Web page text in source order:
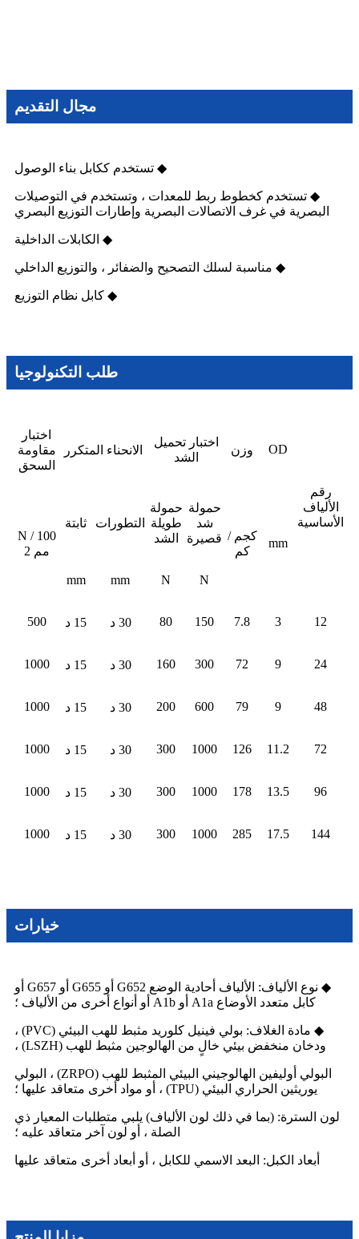
مجال التقديم
◆ تستخدم ككابل بناء الوصول
◆ تستخدم كخطوط ربط للمعدات ، وتستخدم في التوصيلات
البصرية في غرف الاتصالات البصرية وإطارات التوزيع البصري
◆ الكابلات الداخلية
◆ مناسبة لسلك التصحيح والضفائر ، والتوزيع الداخلي
◆ كابل نظام التوزيع
طلب التكنولوجيا
رقم
الألياف
الأساسية
OD وزن
اختبار تحميل
الشد
الانحناء المتكرر
اختبار
مقاومة
السحق
mm
كجم /
كم
حمولة
شد
قصيرة
حمولة
طويلة
الشد
التطورات
ثابتة
N / 100
مم 2
N
N
mm
mm
12
3
7.8
150
80 30 د 15 د 500
24
9
72
300
160 30 د 15 د 1000
48
9
79
600
200 30 د 15 د 1000
72
11.2
126
1000
300 30 د 15 د 1000
96
13.5
178
1000
300 30 د 15 د 1000
144
17.5
285
1000
300 30 د 15 د 1000
خيارات
◆ نوع الألياف: الألياف أحادية الوضع G652 أو G655 أو G657 أو
كابل متعدد الأوضاع A1a أو A1b أو أنواع أخرى من الألياف ؛
◆ مادة الغلاف: بولي فينيل كلوريد مثبط للهب البيئي (PVC) ،
ودخان منخفض بيئي خالٍ من الهالوجين مثبط للهب (LSZH) ،
البولي أوليفين الهالوجيني البيئي المثبط للهب (ZRPO) ، البولي
يوريثين الحراري البيئي (TPU) ، أو مواد أخرى متعاقد عليها ؛
لون السترة: (بما في ذلك لون الألياف) يلبي متطلبات المعيار ذي
الصلة ، أو لون آخر متعاقد عليه ؛
أبعاد الكبل: البعد الاسمي للكابل ، أو أبعاد أخرى متعاقد عليها